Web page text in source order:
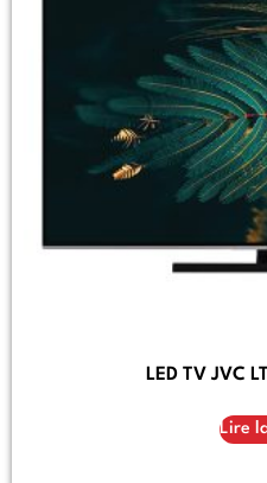
LED TV JVC
Lire